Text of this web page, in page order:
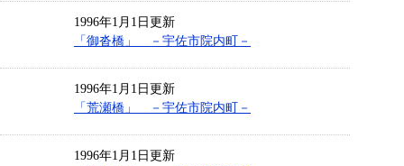
1996年1月1日更新
「御沓橋」 －宇佐市院内町－
1996年1月1日更新
「荒瀬橋」 －宇佐市院内町－
1996年1月1日更新